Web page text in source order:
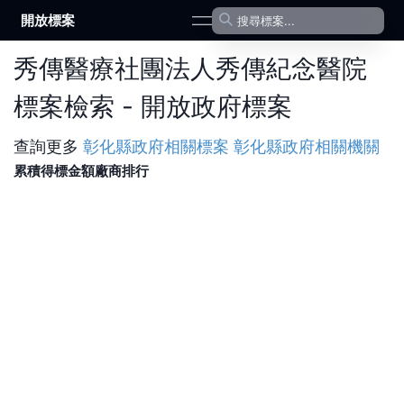
開放標案 open navigation menu
秀傳醫療社團法人秀傳紀念醫院
標案檢索 - 開放政府標案
查詢更多 彰化縣政府相關標案 彰化縣政府相關機關
累積得標金額廠商排行